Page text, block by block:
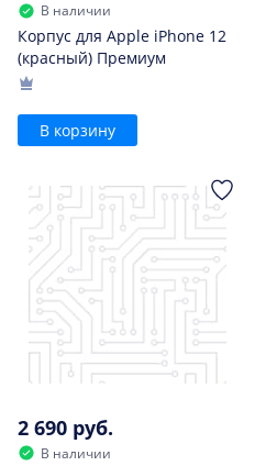
В наличии
Корпус для Apple iPhone 12
(красный) Премиум
В корзину
2 690 руб.
В наличии